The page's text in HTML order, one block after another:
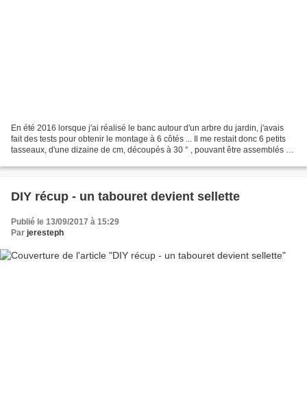
En été 2016 lorsque j'ai réalisé le banc autour d'un arbre du jardin, j'avais
fait des tests pour obtenir le montage à 6 côtés ... Il me restait donc 6 petits
tasseaux, d'une dizaine de cm, découpés à 30 ° , pouvant être assemblés en
DIY récup - un tabouret devient sellette
Publié le 13/09/2017 à 15:29
Par jeresteph